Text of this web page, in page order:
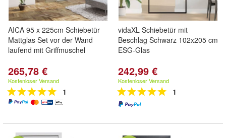
AICA 95 x 225cm Schiebetür
Mattglas Set vor der Wand
laufend mit Griffmuschel
265,78 €
Kostenloser Versand
1
vidaXL Schiebetür mit
Beschlag Schwarz 102x205 cm
ESG-Glas
242,99 €
Kostenloser Versand
1